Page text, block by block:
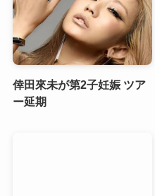
倖田來未が第2子妊娠 ツア
ー延期